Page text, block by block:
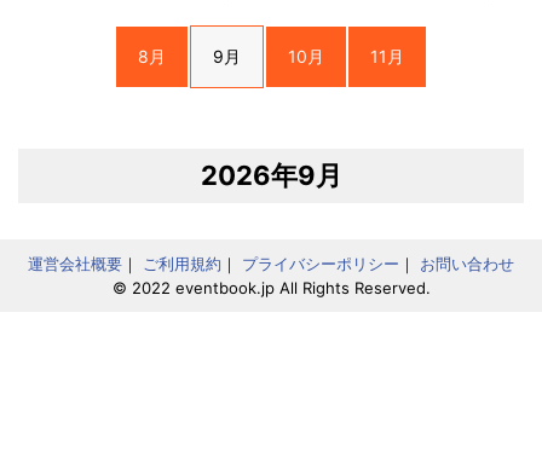
8月 9月 10月 11月
2026年9月
運営会社概要 ｜ ご利用規約 ｜ プライバシーポリシー ｜ お問い合わせ
© 2022 eventbook.jp All Rights Reserved.